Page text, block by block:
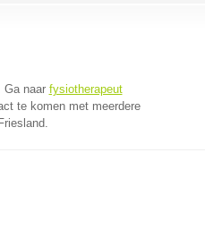
Ga naar fysiotherapeut
te komen met meerdere